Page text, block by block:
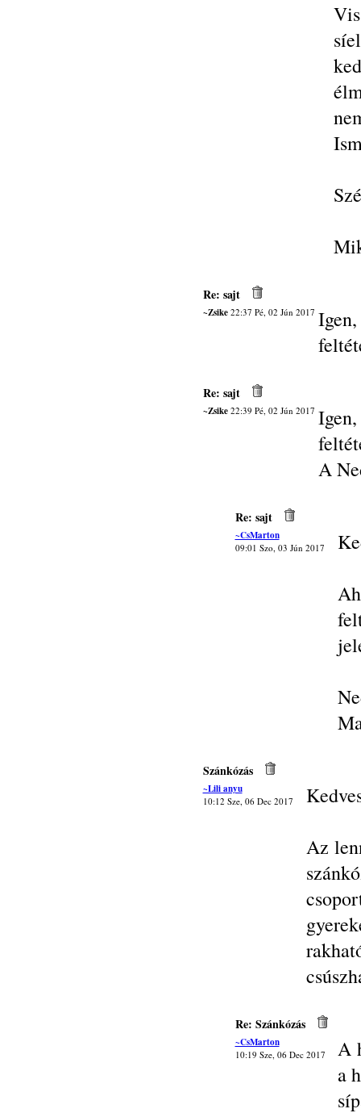
Re: sajt
~Zsike22:37 Pé, 02 Jún 2017
Re: sajt
~Zsike22:39 Pé, 02 Jún 2017
A
Re: sajt
~CsMarton
09:01 Szo, 03 Jún 2017
Szánkózás
~Lili anyu
10:12 Sze, 06 Dec 2017
Az
Re: Szánkózás
~CsMarton
10:19 Sze, 06 Dec 2017
A
a